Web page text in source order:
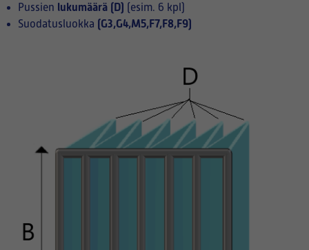
Pussien lukumäärä (D) (esim. 6 kpl)
Suodatusluokka (G3,G4,M5,F7,F8,F9)